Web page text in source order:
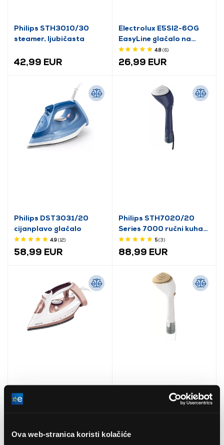
Ova web-stranica koristi kolačiće
Philips STH3010/30
steamer, ljubičasta
42,99 EUR
Electrolux E5SI2-6OG
EasyLine glačalo na
paru
4.8(6)
26,99 EUR
Philips DST3031/20
cijanplavo glačalo
4.9(12)
58,99 EUR
Philips STH7020/20
Series 7000 ručni kuhač
na paru
5(3)
88,99 EUR
Sencor SSI 3520RS
Philips STH7030/10